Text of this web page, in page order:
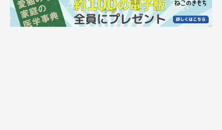
いたネネちゃんは一目散に逃げてしまいました。どうやら、ネネ
ちゃんがココちゃんのおやつをこっそり食べたのがバレたみた